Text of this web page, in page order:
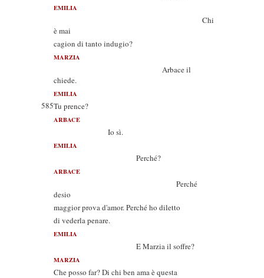
EMILIA
Chi
è mai
cagion di tanto indugio?
MARZIA
Arbace il
chiede.
EMILIA
585Tu prence?
ARBACE
Io sì.
EMILIA
Perché?
ARBACE
Perché
desio
maggior prova d'amor. Perché ho diletto
di vederla penare.
EMILIA
E Marzia il soffre?
MARZIA
Che posso far? Di chi ben ama è questa